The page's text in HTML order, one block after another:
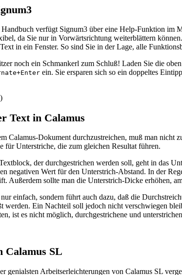
verfügt Signum3 über eine Help-Funktion
da Sie nur in Vorwärtsrichtung weiterblättern
in ein Fenster. So sind Sie in der Lage, alle
noch ein Schmankerl zum Schluß! Laden Sie die
ein. Sie ersparen sich so ein doppeltes
Text in Calamus
Calamus-Dokument durchzustreichen, muß man
für Unterstriche, die zum gleichen Resultat führen.
der durchgestrichen werden soll, geht in das
negativen Wert für den Unterstrich-Abstand. In der
Außerdem sollte man die Unterstrich-Dicke erhöhen,
einfach, sondern führt auch dazu, daß die
werden. Ein Nachteil soll jedoch nicht verschwiegen
ist es nicht möglich, durchgestrichene und
Calamus SL
genialsten Arbeitserleichterungen von Calamus SL